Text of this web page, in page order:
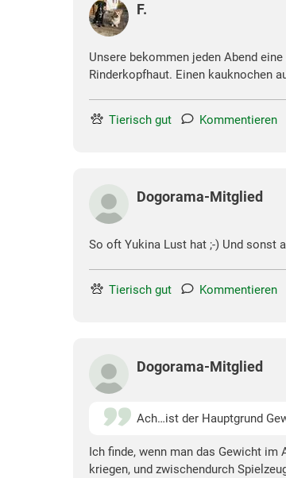
F.
Unsere bekommen jeden Abend
Rinderkopfhaut. Einen kauknochen
Tierisch gut Kommentieren
Dogorama-Mitglied
So oft Yukina Lust hat ;-) Und sonst
Tierisch gut Kommentieren
Dogorama-Mitglied
Ach…ist der Hauptgrund
Ich finde, wenn man das Gewicht
kriegen, und zwischendurch